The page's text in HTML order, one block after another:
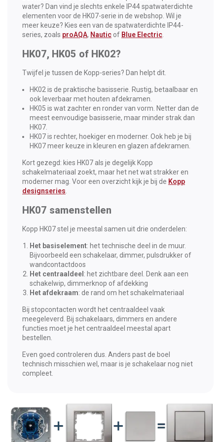
water? Dan vind je slechts enkele IP44 spatwaterdichte
elementen voor de HK07-serie in de webshop. Wil je
meer keuze? Kies een van de spatwaterdichte IP44-
series, zoals proAQA, Nautic of Blue Electric
HK07, HK05 of HK02?
Twijfel je tussen de Kopp-series? Dan helpt dit.
HK02 is de praktische basisserie. Rustig, betaalbaar en
ook leverbaar met houten afdekramen.
HK05 is wat zachter en ronder van vorm. Netter dan de
meest eenvoudige basisserie, maar minder strak dan
HK07.
HK07 is rechter, hoekiger en moderner. Ook heb je bij
HK07 meer keuze in kleuren en glazen afdekramen.
Kort gezegd: kies HK07 als je degelijk Kopp
schakelmateriaal zoekt, maar het net wat strakker en
moderner mag. Voor een overzicht kijk je bij de Kopp
designseries
HK07 samenstellen
Kopp HK07 stel je meestal samen uit drie onderdelen:
Het basiselement: het technische deel in de muur.
Bijvoorbeeld een schakelaar, dimmer, pulsdrukker of
wandcontactdoos
Het centraaldeel : het zichtbare deel. Denk aan een
schakelwip, dimmerknop of afdekking
Het afdekraam: de rand om het schakelmateriaal
Bij stopcontacten wordt het centraaldeel vaak
meegeleverd. Bij schakelaars, dimmers en andere
functies moet je het centraaldeel meestal apart
bestellen.
Even goed controleren dus. Anders past de boel
technisch misschien wel, maar is je schakelaar nog niet
compleet.